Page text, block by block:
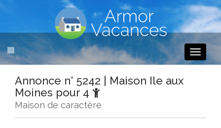
Toggle
Annonce n° 5242 | Maison Ile aux
Moines pour 4
Maison de caractère